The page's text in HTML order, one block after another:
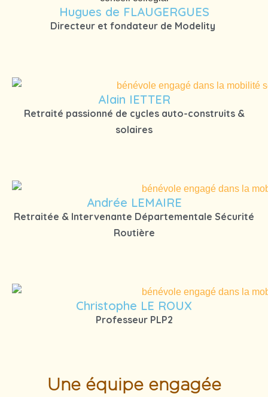
Hugues de FLAUGERGUES
Directeur et fondateur de Modelity
Alain IETTER
Retraité passionné de cycles auto-construits &
solaires
Andrée LEMAIRE
Retraitée & Intervenante Départementale Sécurité
Routière
Christophe LE ROUX
Professeur PLP2
Une équipe engagée